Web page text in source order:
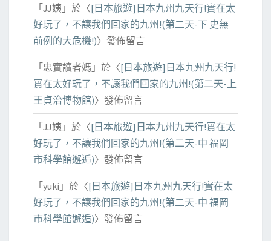
「JJ姨 」於〈[日本旅遊]日本九州九天行!實在太
好玩了，不讓我們回家的九州!(第二天-下 史無
前例的大危機!)〉發佈留言
「忠實讀者媽 」於〈[日本旅遊]日本九州九天行!
實在太好玩了，不讓我們回家的九州!(第二天-上
王貞治博物館)〉發佈留言
「JJ姨 」於〈[日本旅遊]日本九州九天行!實在太
好玩了，不讓我們回家的九州!(第二天-中 福岡
市科學館邂逅)〉發佈留言
「yuki 」於〈[日本旅遊]日本九州九天行!實在太
好玩了，不讓我們回家的九州!(第二天-中 福岡
市科學館邂逅)〉發佈留言